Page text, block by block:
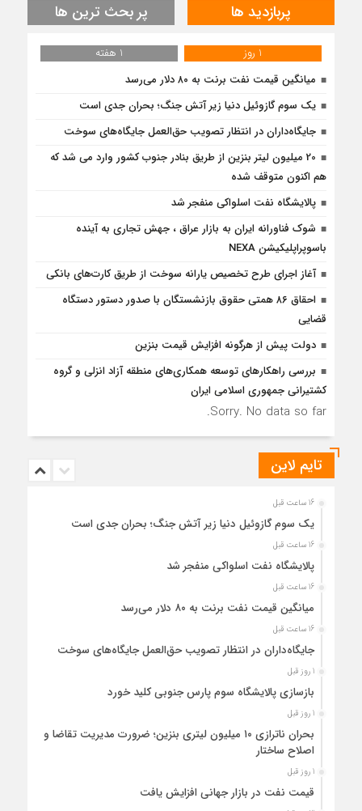
پربازدید ها پر بحث ترین ها
1 روز
1 هفته
میانگین قیمت نفت برنت به ۸۰ دلار می‌رسد
یک سوم گازوئیل دنیا زیر آتش جنگ؛ بحران جدی است
جایگاه‌داران در انتظار تصویب حق‌العمل جایگاه‌های سوخت
20 میلیون لیتر بنزین از طریق بنادر جنوب کشور وارد می شد که
هم اکنون متوقف شده
پالایشگاه نفت اسلواکی منفجر شد
شوک فناورانه ایران به بازار عراق ، جهش تجاری به آینده
باسوپراپلیکیشن NEXA
آغاز اجرای طرح تخصیص یارانه سوخت از طریق کارت‌های بانکی
احقاق ۸۶ همتی حقوق بازنشستگان با صدور دستور دستگاه
قضایی
دولت پیش از هرگونه افزایش قیمت بنزین
بررسی راهكارهای توسعه همكاری‌های منطقه آزاد انزلی و گروه
كشتیرانی جمهوری اسلامی ایران
Sorry. No data so far.
تایم لاین
16 ساعت قبل
یک سوم گازوئیل دنیا زیر آتش جنگ؛ بحران جدی است
16 ساعت قبل
پالایشگاه نفت اسلواکی منفجر شد
16 ساعت قبل
میانگین قیمت نفت برنت به ۸۰ دلار می‌رسد
16 ساعت قبل
جایگاه‌داران در انتظار تصویب حق‌العمل جایگاه‌های سوخت
1 روز قبل
بازسازی پالایشگاه سوم پارس جنوبی کلید خورد
1 روز قبل
بحران ناترازی ۱۰ میلیون لیتری بنزین؛ ضرورت مدیریت تقاضا و
اصلاح ساختار
1 روز قبل
قیمت نفت در بازار جهانی افزایش یافت